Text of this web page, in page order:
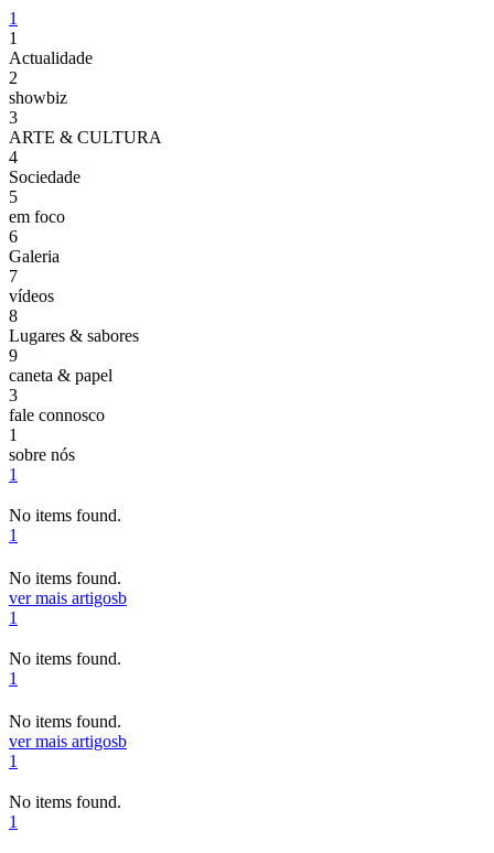
1
1
Actualidade
2
showbiz
3
ARTE & CULTURA
4
Sociedade
5
em foco
6
Galeria
7
vídeos
8
Lugares & sabores
9
caneta & papel
3
fale connosco
1
sobre nós
1
No items found.
1
No items found.
ver mais artigosb
1
No items found.
1
No items found.
ver mais artigosb
1
No items found.
1